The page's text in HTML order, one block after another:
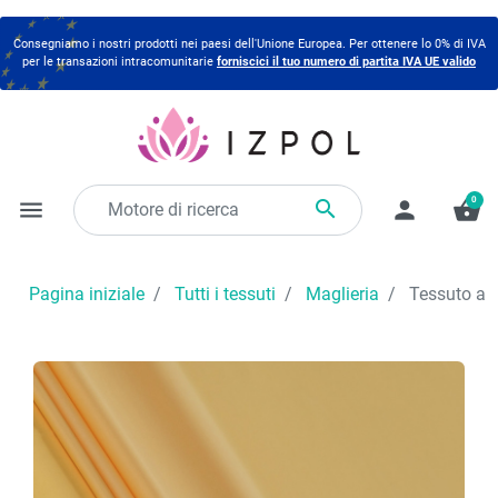
Consegniamo i nostri prodotti nei paesi dell'Unione Europea. Per ottenere lo 0% di IVA
per le transazioni intracomunitarie forniscici il tuo numero di partita IVA UE valido
menu  person shopping_basket
0
Pagina iniziale Tutti i tessuti Maglieria Tessuto a